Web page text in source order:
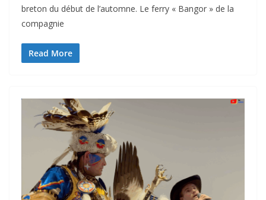
breton du début de l’automne. Le ferry « Bangor » de la
compagnie
Read More